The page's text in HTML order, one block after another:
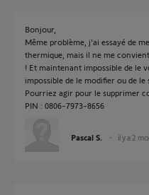
Bonjour,
Même problème, j'ai essayé de
thermique, mais il ne me
! Et maintenant impossible de le
impossible de le modifier ou de le
Pourriez agir pour le supprimer
PIN : 0806-7973-8656
Pascal S. il y a 2